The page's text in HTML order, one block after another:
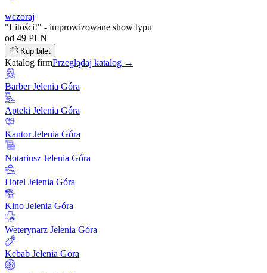
wczoraj
"Litości!" - improwizowane show typu
od 49 PLN
Kup bilet
Katalog firmPrzeglądaj katalog →
Barber Jelenia Góra
Apteki Jelenia Góra
Kantor Jelenia Góra
Notariusz Jelenia Góra
Hotel Jelenia Góra
Kino Jelenia Góra
Weterynarz Jelenia Góra
Kebab Jelenia Góra